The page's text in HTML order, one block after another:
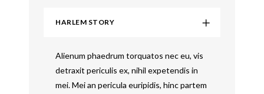
HARLEM STORY
Alienum phaedrum torquatos nec eu, vis
detraxit periculis ex, nihil expetendis in
mei. Mei an pericula euripidis, hinc partem